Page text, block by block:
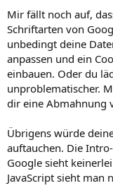
Mir fällt noch auf,
Schriftarten von
unbedingt deine
anpassen und ein
einbauen. Oder du
unproblematischer.
dir eine Abmahnung
Übrigens würde
auftauchen. Die
Google sieht
JavaScript sieht man